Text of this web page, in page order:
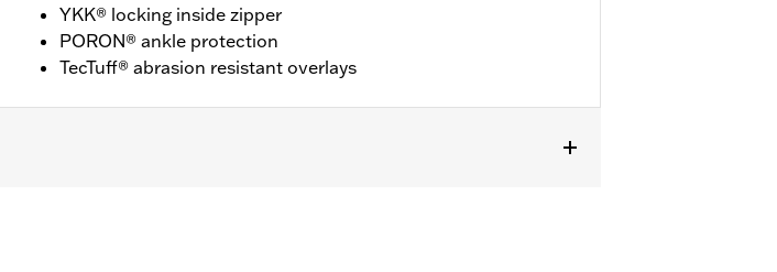
YKK® locking inside zipper
PORON® ankle protection
TecTuff® abrasion resistant overlays